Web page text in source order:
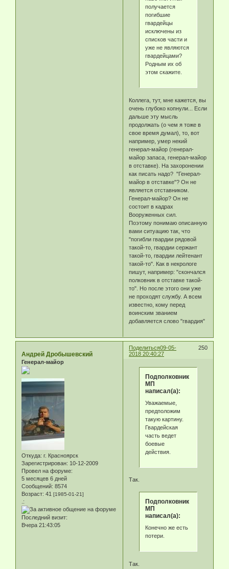
получается
погибшие
гвардейцы
исключены из
списков части и
уже не являются
гвардейцами?
Родным их об
этом скажите.
Коллега, тут, мне кажется, вы
очень глубоко копнули... Если
дальше эту мысль
продолжать (о чем я тоже в
свое время думал), то, вот
например, умер некий
генерал-майор (генерал-
майор запаса, генерал-майор
в отставке). На захоронении
как писать надо? "Генерал-
майор в отставке"? Он не
является отставником.
Генерал-майор? Он не
состоит в кадрах
Вооруженных сил.
Поэтому понимаю описанную
вами ситуацию так, что
"погибли гвардии рядовой
такой-то, гвардии сержант
такой-то, гвардии лейтенант
такой-то". Как в некрологе
пишут, например: "скончался
полковник в отставке такой-
то". Но после этого они уже
не проходят службу. А всем
известно, кому перед
воинским званием
добавляется слово "гвардия"
Поделиться 250
09-05-
2018 20:40:27
Андрей Дробышевский
Генерал-майор
Откуда: г. Красноярск
Зарегистрирован: 10-12-2009
Провел на форуме:
5 месяцев 6 дней
Сообщений: 8574
Возраст: 41 [1985-01-21]
.:
Последний визит:
Вчера 21:43:05
Подполковник
МП
написал(а):
Уважаемые,
предположим
такую картину.
Гвардейская
часть ведет
боевые
действия.
Так.
Подполковник
МП
написал(а):
Конечно же есть
потери.
Так.